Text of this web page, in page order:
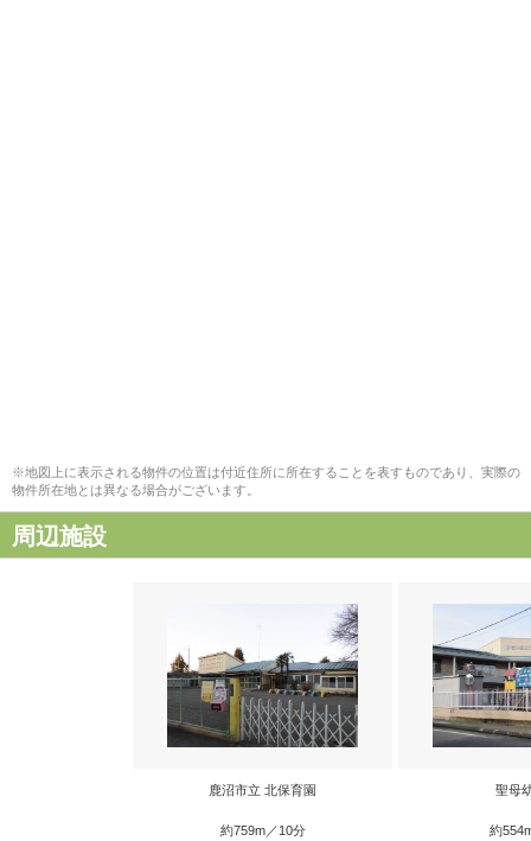
※地図上に表示される物件の位置は付近住所に所在することを表すものであり、実際の
物件所在地とは異なる場合がございます。
周辺施設
鹿沼市立 北保育園
約759m／10分
聖母
約